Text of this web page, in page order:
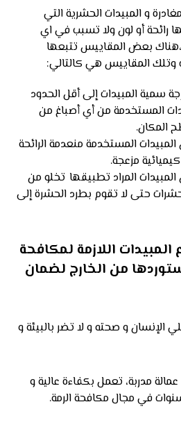
و المبيدات الحشرية التي
رائحة أو لون ولا تسبب في اي
هناك بعض المقاييس تتبعها
وتلك المقاييس هي كالتالي:
سمية المبيدات إلى أقل الحدود
المستخدمة من أي أصباغ من
المكان.
المستخدمة منعدمة الرائحة
مزعجة.
المراد تطبيقها تخلو من
حتى لا تقوم بطرد الحشرة إلى
المبيدات اللازمة لمكافحة
من الخارج لضمان
الإنسان و صحته و لا تضر بالبيئة و
مدربة، تعمل بكفاءة عالية و
في مجال مكافحة الرمة.